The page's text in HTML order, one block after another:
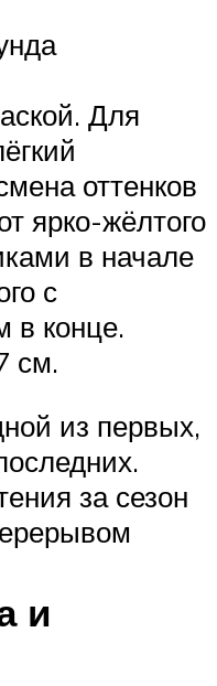
Для
оттенков
ярко-жёлтого
в начале
с
в конце.
см.
из первых,
за сезон
и